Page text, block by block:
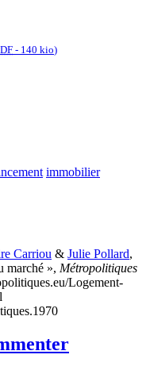
- 140 kio)
immobilier
Carriou & Julie Pollard,
marché », Métropolitiques
Logement-